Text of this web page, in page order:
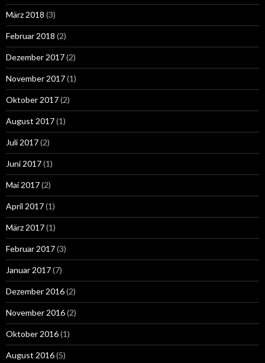
März 2018 (3)
Februar 2018 (2)
Dezember 2017(2)
November 2017(1)
Oktober 2017(2)
August 2017(1)
Juli 2017(2)
Juni 2017(1)
Mai 2017(2)
April 2017(1)
März 2017(1)
Februar 2017(3)
Januar 2017(7)
Dezember 2016(2)
November 2016(2)
Oktober 2016(1)
August 2016(5)